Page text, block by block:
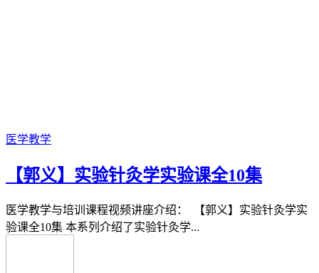
医学教学
【郭义】实验针灸学实验课全10集
医学教学与培训课程视频讲座介绍： 【郭义】实验针灸学实
验课全10集 本系列介绍了实验针灸学...